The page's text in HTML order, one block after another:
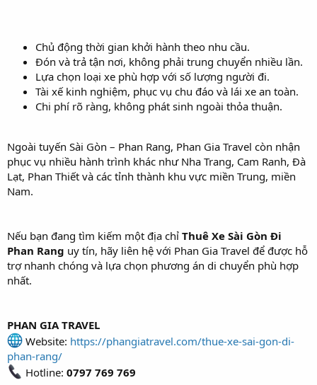
Chủ động thời gian khởi hành theo nhu cầu.
Đón và trả tận nơi, không phải trung chuyển nhiều lần.
Lựa chọn loại xe phù hợp với số lượng người đi.
Tài xế kinh nghiệm, phục vụ chu đáo và lái xe an toàn.
Chi phí rõ ràng, không phát sinh ngoài thỏa thuận.
Ngoài tuyến Sài Gòn – Phan Rang, Phan Gia Travel còn nhận
phục vụ nhiều hành trình khác như Nha Trang, Cam Ranh, Đà
Lạt, Phan Thiết và các tỉnh thành khu vực miền Trung, miền
Nam.
Nếu bạn đang tìm kiếm một địa chỉ Thuê Xe Sài Gòn Đi
Phan Rang uy tín, hãy liên hệ với Phan Gia Travel để được hỗ
trợ nhanh chóng và lựa chọn phương án di chuyển phù hợp
nhất.
PHAN GIA TRAVEL
Website: https://phangiatravel.com/thue-xe-sai-gon-di-
phan-rang/
Hotline: 0797 769 769